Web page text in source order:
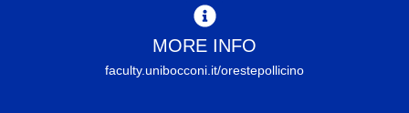
MORE INFO
faculty.unibocconi.it/orestepollicino